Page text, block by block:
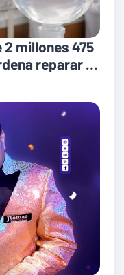
millones 475
reparar a